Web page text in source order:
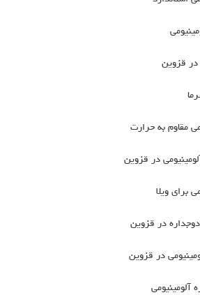
در قزوین
مقاوم به حرارت
در قزوین
برای ویلا
در قزوین
در قزوین
آلومینیومی